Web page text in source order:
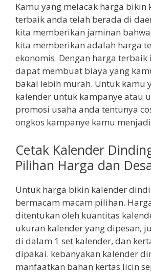
Kamu yang melacak harga bikin
terbaik anda telah berada di
kita memberikan jaminan
kita memberikan adalah harga
ekonomis. Dengan harga terbaik
dapat membuat biaya yang
bakal lebih murah. Untuk kamu
kalender untuk kampanye atau
promosi usaha anda tentunya
ongkos kampanye kamu
Cetak Kalender
Pilihan Harga dan
Untuk harga bikin kalender
bermacam macam pilihan.
ditentukan oleh kuantitas
ukuran kalender yang dipesan,
di dalam 1 set kalender, dan
dipakai. kebanyakan kalender
manfaatkan bahan kertas licin